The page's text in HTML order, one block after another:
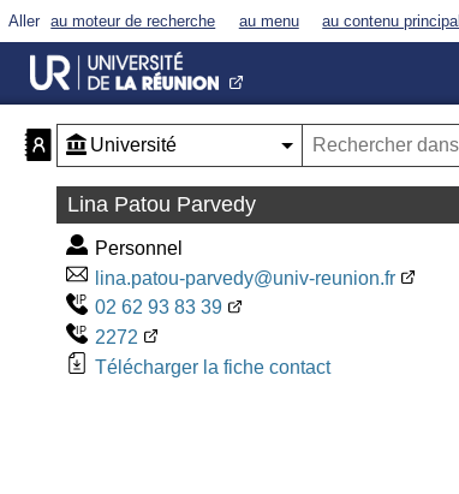
Aller au moteur de recherche au menu au contenu principal
Lina Patou Parvedy
Personnel
lina.patou-parvedy@univ-reunion.fr
02 62 93 83 39
2272
Télécharger la fiche contact